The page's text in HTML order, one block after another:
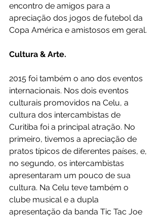
encontro de amigos para a
apreciação dos jogos de futebol da
Copa América e amistosos em geral.
Cultura & Arte.
2015 foi também o ano dos eventos
internacionais. Nos dois eventos
culturais promovidos na Celu, a
cultura dos intercambistas de
Curitiba foi a principal atração. No
primeiro, tivemos a apreciação de
pratos típicos de diferentes países, e,
no segundo, os intercambistas
apresentaram um pouco de sua
cultura. Na Celu teve também o
clube musical e a dupla
apresentação da banda Tic Tac Joe